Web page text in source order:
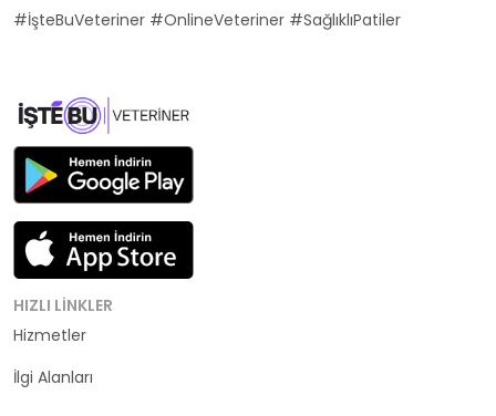
#İşteBuVeteriner #OnlineVeteriner #SağlıklıPatiler
HIZLI LINKLER
Hizmetler
İlgi Alanları